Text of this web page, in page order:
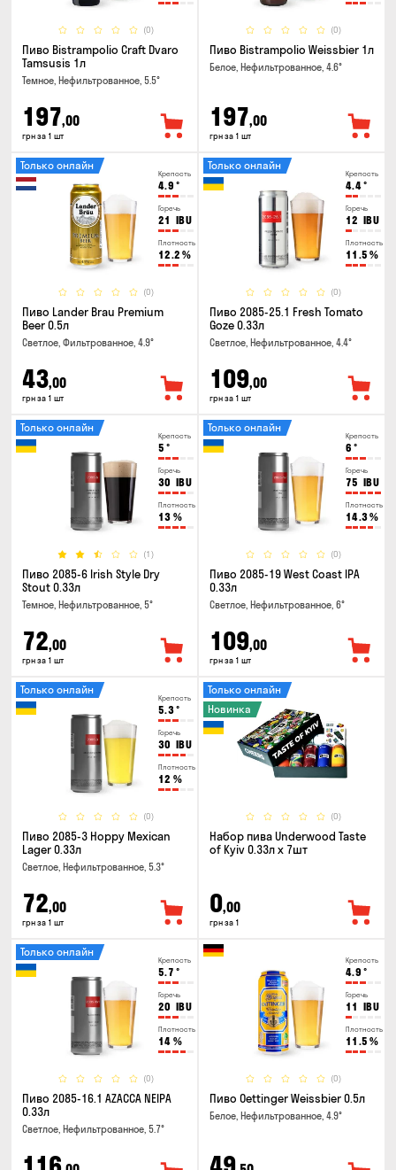
(0)
Пиво Bistrampolio Craft Dvaro
Tamsusis 1л
Темное, Нефильтрованное, 5.5°
197,00
грн за 1 шт
(0)
Пиво Bistrampolio Weissbier 1л
Белое, Нефильтрованное, 4.6°
197,00
грн за 1 шт
Крепость
4.9 °
Горечь
21 IBU
Плотность
12.2 %
(0)
Только онлайн
Пиво Lander Brau Premium
Beer 0.5л
Светлое, Фильтрованное, 4.9°
43,00
грн за 1 шт
Крепость
4.4°
Горечь
12 IBU
Плотность
11.5 %
(0)
Только онлайн
Пиво 2085-25.1 Fresh Tomato
Goze 0.33л
Светлое, Нефильтрованное, 4.4°
109,00
грн за 1 шт
Крепость
5 °
Горечь
30 IBU
Плотность
13 %
(1)
Только онлайн
Пиво 2085-6 Irish Style Dry
Stout 0.33л
Темное, Нефильтрованное, 5°
72,00
грн за 1 шт
Крепость
6 °
Горечь
75 IBU
Плотность
14.3%
(0)
Только онлайн
Пиво 2085-19 West Coast IPA
0.33л
Светлое, Нефильтрованное, 6°
109,00
грн за 1 шт
Крепость
5.3°
Горечь
30 IBU
Плотность
12 %
(0)
Только онлайн
Пиво 2085-3 Hoppy Mexican
Lager 0.33л
Светлое, Нефильтрованное, 5.3°
72,00
грн за 1 шт
(0)
Только онлайн
Новинка
Набор пива Underwood Taste
of Kyiv 0.33л x 7шт
0,00
грн за 1
Крепость
5.7 °
Горечь
20 IBU
Плотность
14 %
(0)
Только онлайн
Пиво 2085-16.1 AZACCA NEIPA
0.33л
Светлое, Нефильтрованное, 5.7°
Крепость
4.9 °
Горечь
11 IBU
Плотность
11.5 %
(0)
Пиво Oettinger Weissbier 0.5л
Белое, Нефильтрованное, 4.9°